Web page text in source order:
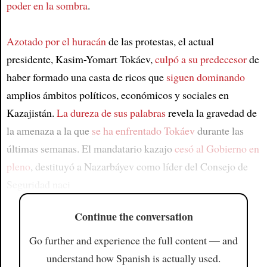
poder en la sombra.
Azotado por el huracánde las protestas, el actual
presidente, Kasim-Yomart Tokáev,culpó a su predecesorde
haber formado una casta de ricos que siguen dominando
amplios ámbitos políticos, económicos y sociales en
Kazajistán. La dureza de sus palabrasrevela la gravedad de
la amenaza a la que se ha enfrentado Tokáev durante las
últimas semanas. El mandatario kazajocesó al Gobierno en
pleno, destituyó a Nazarbáyev como líder del Consejo de
Continue the conversation
Go further and experience the full content — and
understand how Spanish is actually used.